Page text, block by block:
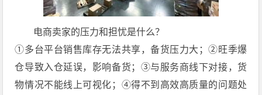
电商卖家的压力和担忧是什么？
①多台平台销售库存无法共享，备货压力大；②旺季爆
仓导致入仓延误，影响备货；③与服务商线下对接，货
物情况不能线上可视化；④得不到高效高质量的问题处